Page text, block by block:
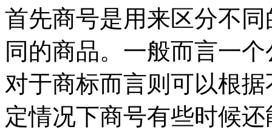
首先商号是用来区分不
同的商品。一般而言一
对于商标而言则可以根
定情况下商号有些时候